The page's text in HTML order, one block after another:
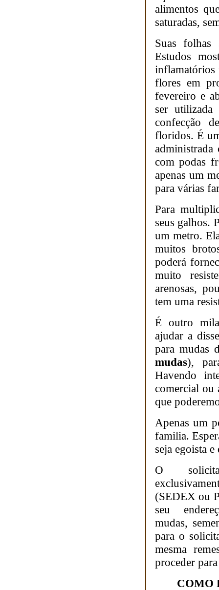
alimentos
saturadas,
Suas folhas
Estudos
inflamatórios
flores em
fevereiro e
ser
confecção
floridos. É
administrada
com podas
apenas um
para várias
Para
seus galhos.
um metro.
muitos
poderá
muito
arenosas,
tem uma
É outro
ajudar a
para mudas
mudas),
Havendo
comercial ou
que
Apenas um
familia.
seja egoista
O
(SEDEX ou
seu
mudas,
para o
mesma
proceder
COMO